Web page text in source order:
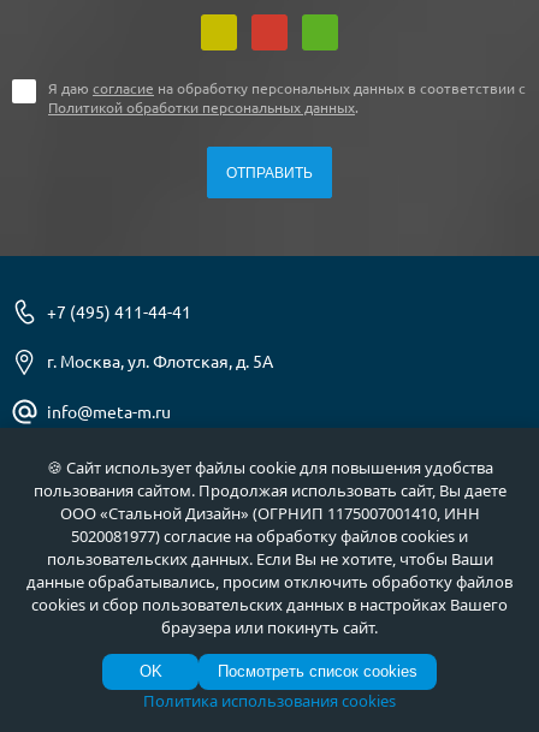
Я даю согласие на обработку персональных данных в соответствии с
Политикой обработки персональных данных.
+7 (495) 411-44-41
г. Москва, ул. Флотская, д. 5А
info@meta-m.ru
Найти:
О нас
Отзывы
Услуги
Как купить
Документы
Фото продукции
🍪 Сайт использует файлы cookie для повышения удобства
пользования сайтом. Продолжая использовать сайт, Вы даете
ООО «Стальной Дизайн» (ОГРНИП 1175007001410, ИНН
5020081977) согласие на обработку файлов cookies и
пользовательских данных. Если Вы не хотите, чтобы Ваши
данные обрабатывались, просим отключить обработку файлов
cookies и сбор пользовательских данных в настройках Вашего
браузера или покинуть сайт.
OK Посмотреть список cookies
Политика использования cookies